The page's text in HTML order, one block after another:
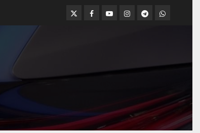
TwitterFacebook
YoutubeInstagram
TelegramWhatsApp